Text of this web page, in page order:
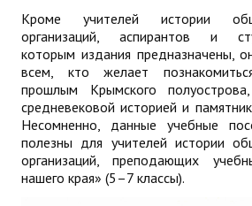
Кроме учителей истории
организаций, аспирантов и
которым издания предназначены,
всем, кто желает
прошлым Крымского
средневековой историей и
Несомненно, данные учебные
полезны для учителей истории
организаций, преподающих
нашего края» (5–7 классы).